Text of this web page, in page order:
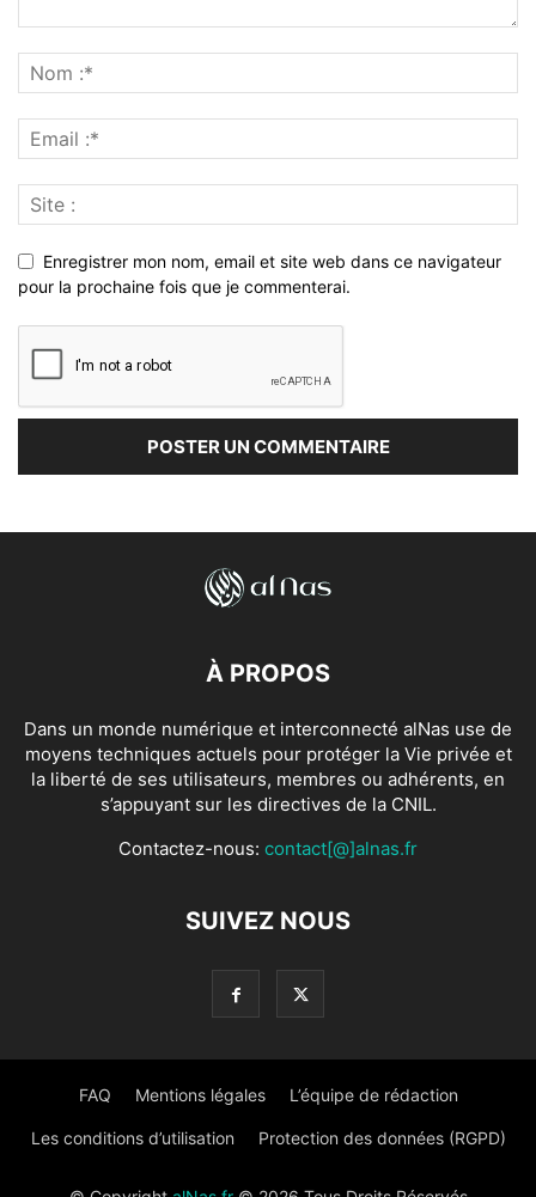
Enregistrer mon nom, email et site web dans ce navigateur
pour la prochaine fois que je commenterai.
À PROPOS
Dans un monde numérique et interconnecté alNas use de
moyens techniques actuels pour protéger la Vie privée et
la liberté de ses utilisateurs, membres ou adhérents, en
s’appuyant sur les directives de la CNIL.
Contactez-nous: contact[@]alnas.fr
SUIVEZ NOUS
FAQ Mentions légales L’équipe de rédaction
Les conditions d’utilisation Protection des données (RGPD)